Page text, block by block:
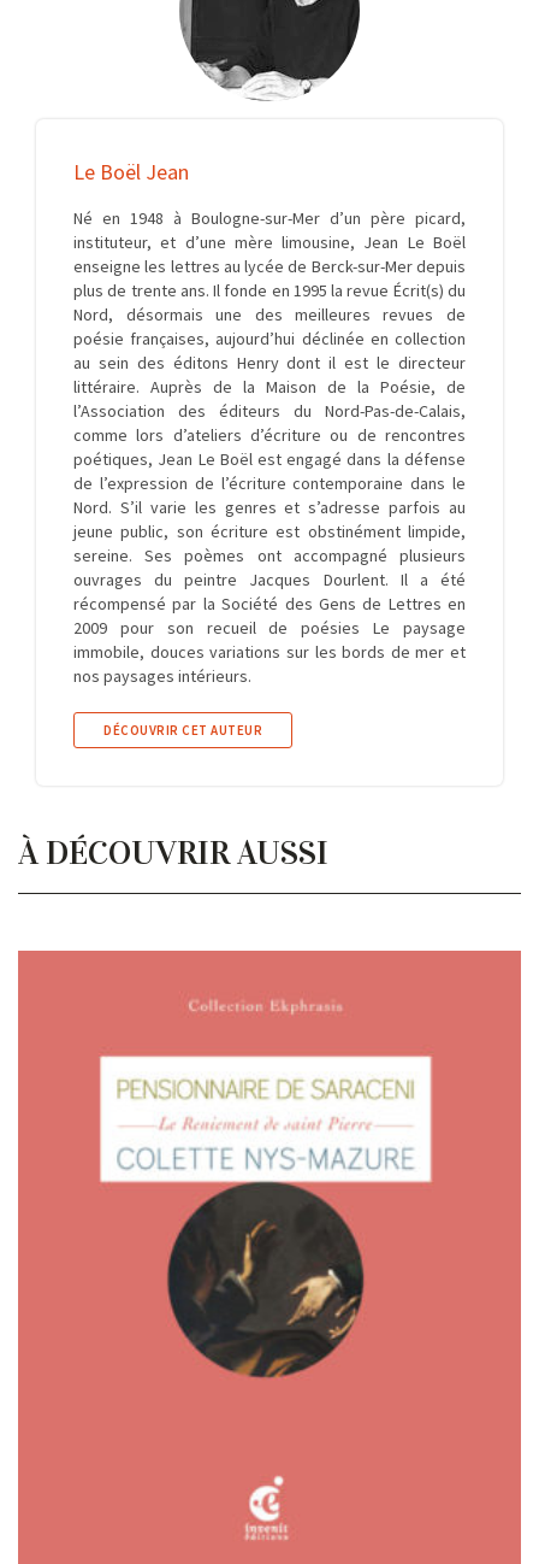
Le Boël Jean
Né en 1948 à Boulogne-sur-Mer d’un père picard,
instituteur, et d’une mère limousine, Jean Le Boël
enseigne les lettres au lycée de Berck-sur-Mer depuis
plus de trente ans. Il fonde en 1995 la revue Écrit(s) du
Nord, désormais une des meilleures revues de
poésie françaises, aujourd’hui déclinée en collection
au sein des éditons Henry dont il est le directeur
littéraire. Auprès de la Maison de la Poésie, de
l’Association des éditeurs du Nord-Pas-de-Calais,
comme lors d’ateliers d’écriture ou de rencontres
poétiques, Jean Le Boël est engagé dans la défense
de l’expression de l’écriture contemporaine dans le
Nord. S’il varie les genres et s’adresse parfois au
jeune public, son écriture est obstinément limpide,
sereine. Ses poèmes ont accompagné plusieurs
ouvrages du peintre Jacques Dourlent. Il a été
récompensé par la Société des Gens de Lettres en
2009 pour son recueil de poésies Le paysage
immobile, douces variations sur les bords de mer et
nos paysages intérieurs.
DÉCOUVRIR CET AUTEUR
À DÉCOUVRIR AUSSI